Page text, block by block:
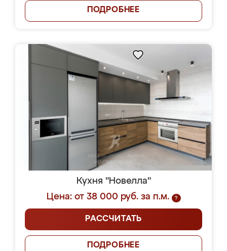
ПОДРОБНЕЕ
Кухня "Новелла"
Цена: от 38 000 руб. за п.м.
?
РАССЧИТАТЬ
ПОДРОБНЕЕ